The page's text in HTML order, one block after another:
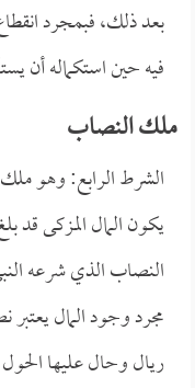
بعد ذلك، فبمجرد
فيه حين استكماله أن
ملك النصاب
الشرط الرابع: وهو
يكون المال المزكى قد
النصاب الذي شرعه
مجرد وجود المال
ريال وحال عليها